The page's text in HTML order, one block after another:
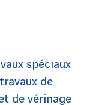
spéciaux
de
de vérinage